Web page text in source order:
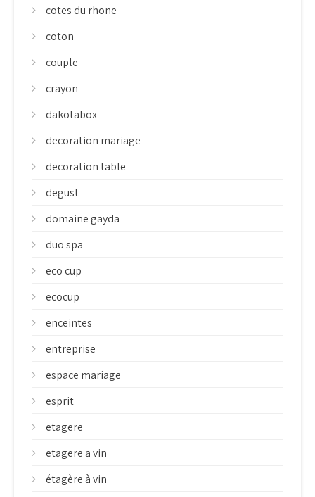
cotes du rhone
coton
couple
crayon
dakotabox
decoration mariage
decoration table
degust
domaine gayda
duo spa
eco cup
ecocup
enceintes
entreprise
espace mariage
esprit
etagere
etagere a vin
étagère à vin